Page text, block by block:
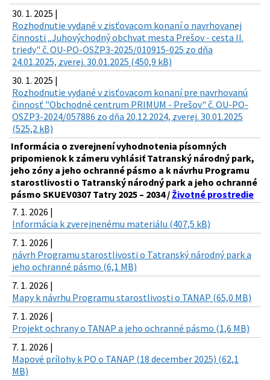
30. 1. 2025 |
Rozhodnutie vydané v zisťovacom konaní o navrhovanej
činnosti „Juhovýchodný obchvat mesta Prešov - cesta II.
triedy" č. OU-PO-OSZP3-2025/010915-025 zo dňa
24.01.2025, zverej. 30.01.2025 (450,9 kB)
30. 1. 2025 |
Rozhodnutie vydané v zisťovacom konaní pre navrhovanú
činnosť "Obchodné centrum PRIMUM - Prešov" č. OU-PO-
OSZP3-2024/057886 zo dňa 20.12.2024, zverej. 30.01.2025
(525,2 kB)
Informácia o zverejnení vyhodnotenia písomných
pripomienok k zámeru vyhlásiť Tatranský národný park,
jeho zóny a jeho ochranné pásmo a k návrhu Programu
starostlivosti o Tatranský národný park a jeho ochranné
pásmo SKUEV0307 Tatry 2025 – 2034 / Životné prostredie
7. 1. 2026 |
Informácia k zverejnenému materiálu (407,5 kB)
7. 1. 2026 |
návrh Programu starostlivosti o Tatranský národný park a
jeho ochranné pásmo (6,1 MB)
7. 1. 2026 |
Mapy k návrhu Programu starostlivosti o TANAP (65,0 MB)
7. 1. 2026 |
Projekt ochrany o TANAP a jeho ochranné pásmo (1,6 MB)
7. 1. 2026 |
Mapové prílohy k PO o TANAP (18 december 2025) (62,1
MB)